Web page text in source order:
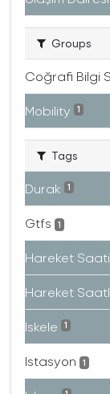
Groups
Coğrafi Bilgi
Mobility 1
Tags
Durak 1
Gtfs 1
Hareket Saati
Hareket
Iskele 1
Istasyon 1